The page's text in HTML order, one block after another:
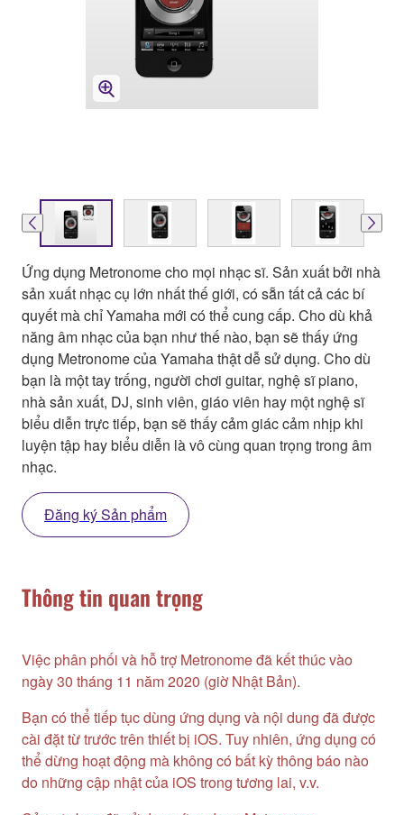
Ứng dụng Metronome cho mọi nhạc sĩ. Sản xuất bởi nhà
sản xuất nhạc cụ lớn nhất thế giới, có sẵn tất cả các bí
quyết mà chỉ Yamaha mới có thể cung cấp. Cho dù khả
năng âm nhạc của bạn như thế nào, bạn sẽ thấy ứng
dụng Metronome của Yamaha thật dễ sử dụng. Cho dù
bạn là một tay trống, người chơi guitar, nghệ sĩ piano,
nhà sản xuất, DJ, sinh viên, giáo viên hay một nghệ sĩ
biểu diễn trực tiếp, bạn sẽ thấy cảm giác cảm nhịp khi
luyện tập hay biểu diễn là vô cùng quan trọng trong âm
nhạc.
Đăng ký Sản phẩm
Thông tin quan trọng
Việc phân phối và hỗ trợ Metronome đã kết thúc vào
ngày 30 tháng 11 năm 2020 (giờ Nhật Bản).
Bạn có thể tiếp tục dùng ứng dụng và nội dung đã được
cài đặt từ trước trên thiết bị iOS. Tuy nhiên, ứng dụng có
thể dừng hoạt động mà không có bất kỳ thông báo nào
do những cập nhật của iOS trong tương lai, v.v.